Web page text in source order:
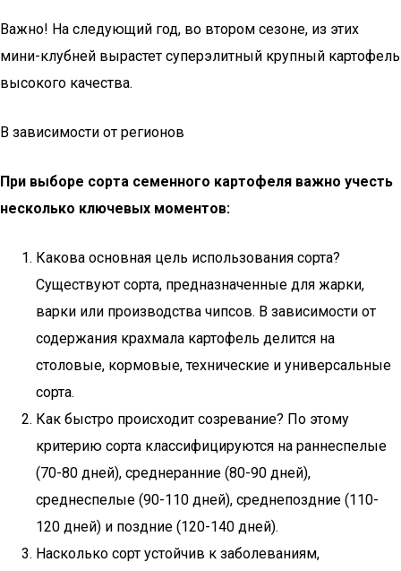
Важно! На следующий год, во втором сезоне, из этих
мини-клубней вырастет суперэлитный крупный картофель
высокого качества.
В зависимости от регионов
При выборе сорта семенного картофеля важно учесть
несколько ключевых моментов:
Какова основная цель использования сорта?
Существуют сорта, предназначенные для жарки,
варки или производства чипсов. В зависимости от
содержания крахмала картофель делится на
столовые, кормовые, технические и универсальные
сорта.
Как быстро происходит созревание? По этому
критерию сорта классифицируются на раннеспелые
(70-80 дней), среднеранние (80-90 дней),
среднеспелые (90-110 дней), среднепоздние (110-
120 дней) и поздние (120-140 дней).
Насколько сорт устойчив к заболеваниям,